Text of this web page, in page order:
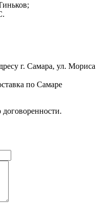
г. Самара, ул. Мориса
по Самаре